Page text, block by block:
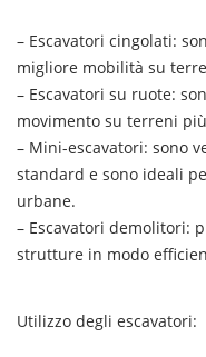
– Escavatori cingolati:
migliore mobilità su
– Escavatori su ruote:
movimento su terreni
– Mini-escavatori: sono
standard e sono ideali
urbane.
– Escavatori demolitori:
strutture in modo
Utilizzo degli escavatori: